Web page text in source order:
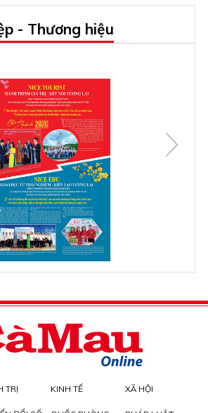
- Thương hiệu
TRỊ KINH TẾ XÃ HỘI